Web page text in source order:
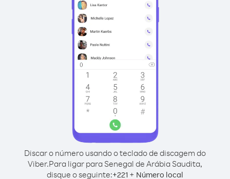
Discar o número usando o teclado de discagem do
Viber.Para ligar para Senegal de Arábia Saudita,
disque o seguinte:+221 + Número local